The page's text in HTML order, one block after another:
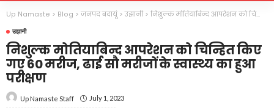
Up Namaste > Blog > जनपद बदायूं>उझानी >निशुल्क मोतियाबिन्द आपरेशन को चिन्हित किए गए 60 मरीज, ढाई सौ मरीजों के स्वास्थ्य का हुआ परीक्षण
उझानी
निशुल्क मोतियाबिन्द आपरेशन को चिन्हित किए
गए 60 मरीज, ढाई सौ मरीजों के स्वास्थ्य का हुआ
परीक्षण
Up Namaste Staff July 1, 2023